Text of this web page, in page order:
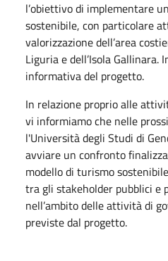
l’obiettivo di implementare
sostenibile, con particolare
valorizzazione dell’area
Liguria e dell’Isola Gallinara.
informativa del progetto.
In relazione proprio alle
vi informiamo che nelle
l'Università degli Studi di
avviare un confronto
modello di turismo
tra gli stakeholder pubblici
nell’ambito delle attività di
previste dal progetto.